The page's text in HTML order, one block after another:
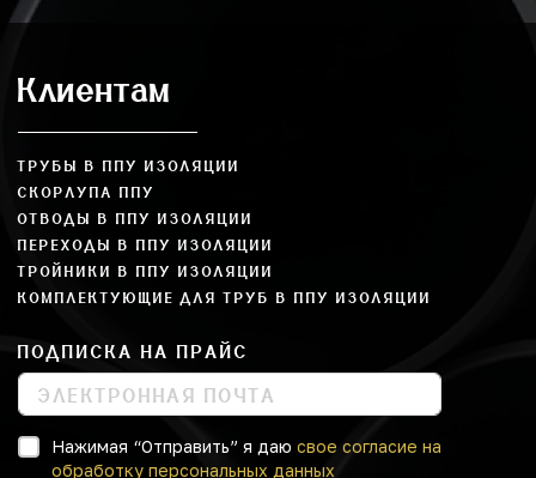
Клиентам
ТРУБЫ В ППУ ИЗОЛЯЦИИ
СКОРЛУПА ППУ
ОТВОДЫ В ППУ ИЗОЛЯЦИИ
ПЕРЕХОДЫ В ППУ ИЗОЛЯЦИИ
ТРОЙНИКИ В ППУ ИЗОЛЯЦИИ
КОМПЛЕКТУЮЩИЕ ДЛЯ ТРУБ В ППУ ИЗОЛЯЦИИ
ПОДПИСКА НА ПРАЙС
Нажимая “Отправить” я даю свое согласие на
обработку персональных данных